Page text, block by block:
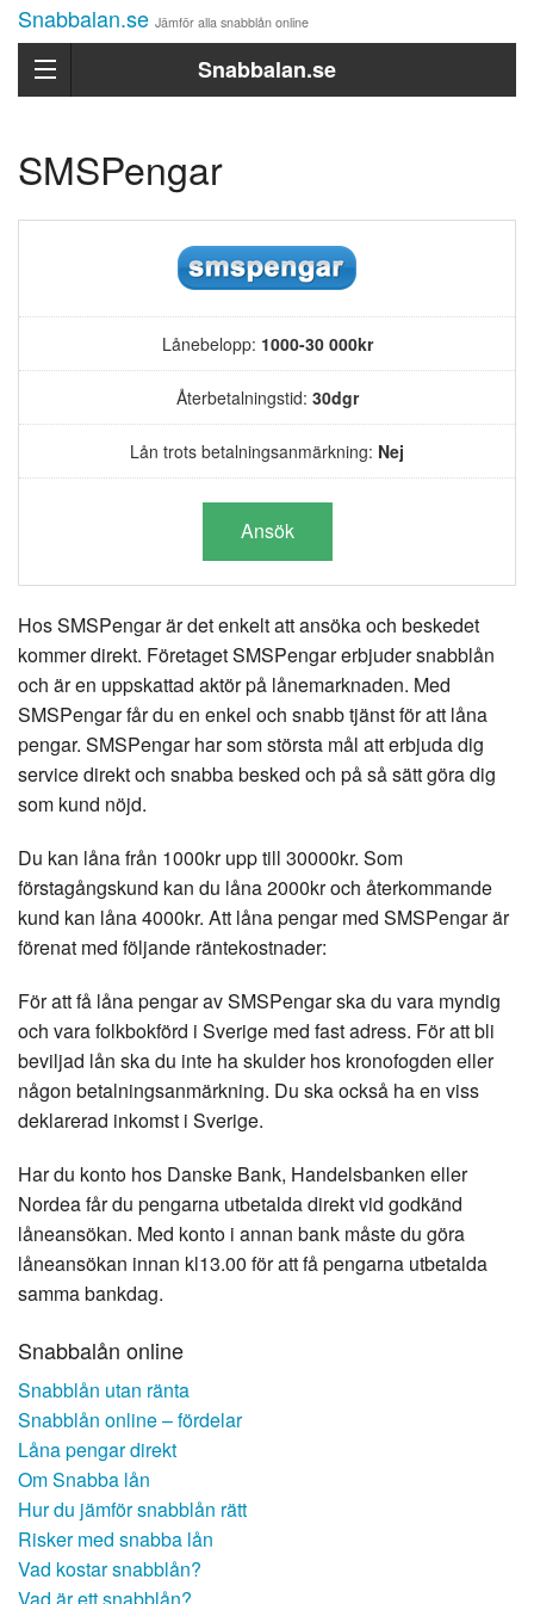
Snabbalan.se Jämför alla snabblån online
Snabbalan.se
SMSPengar
Lånebelopp: 1000-30 000kr
Återbetalningstid: 30dgr
Lån trots betalningsanmärkning: Nej
Ansök
Hos SMSPengar är det enkelt att ansöka och beskedet
kommer direkt. Företaget SMSPengar erbjuder snabblån
och är en uppskattad aktör på lånemarknaden. Med
SMSPengar får du en enkel och snabb tjänst för att låna
pengar. SMSPengar har som största mål att erbjuda dig
service direkt och snabba besked och på så sätt göra dig
som kund nöjd.
Du kan låna från 1000kr upp till 30000kr. Som
förstagångskund kan du låna 2000kr och återkommande
kund kan låna 4000kr. Att låna pengar med SMSPengar är
förenat med följande räntekostnader:
För att få låna pengar av SMSPengar ska du vara myndig
och vara folkbokförd i Sverige med fast adress. För att bli
beviljad lån ska du inte ha skulder hos kronofogden eller
någon betalningsanmärkning. Du ska också ha en viss
deklarerad inkomst i Sverige.
Har du konto hos Danske Bank, Handelsbanken eller
Nordea får du pengarna utbetalda direkt vid godkänd
låneansökan. Med konto i annan bank måste du göra
låneansökan innan kl13.00 för att få pengarna utbetalda
samma bankdag.
Snabbalån online
Snabblån utan ränta
Snabblån online – fördelar
Låna pengar direkt
Om Snabba lån
Hur du jämför snabblån rätt
Risker med snabba lån
Vad kostar snabblån?